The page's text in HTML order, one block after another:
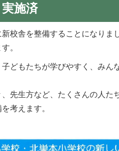
施済
校舎を整備することになりま
。
どもたちが学びやすく、みん
先生方など、たくさんの人た
考えます。